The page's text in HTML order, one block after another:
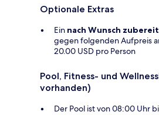
Optionale Extras
Ein nach Wunsch
gegen folgenden Aufpreis
20.00 USD pro Person
Pool, Fitness- und
vorhanden)
Der Pool ist von 08:00 Uhr